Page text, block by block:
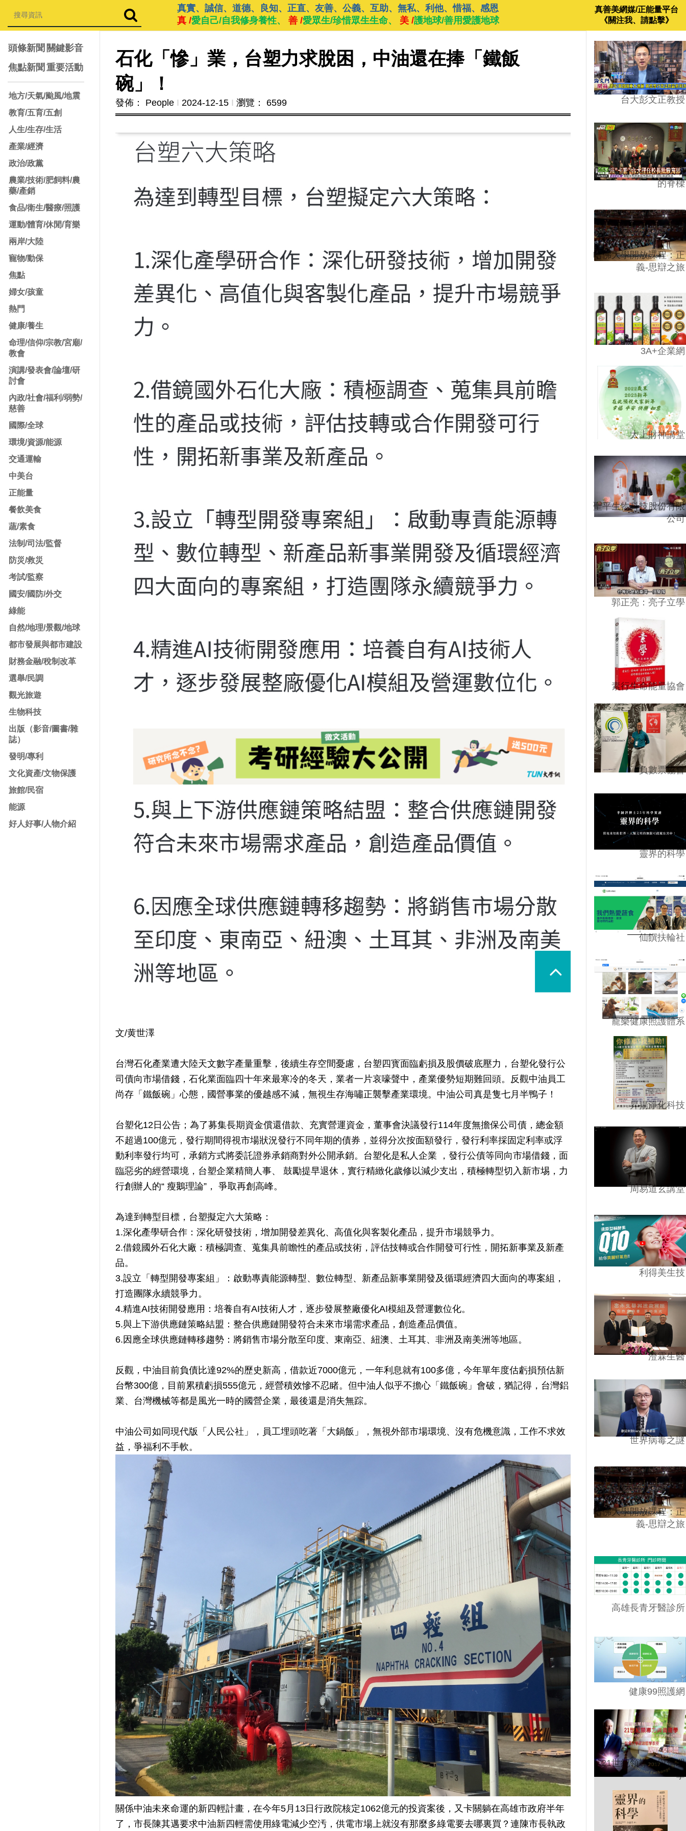
真實、誠信、道德、良知、正直、友善、公義、互助、無私、利他、惜福、感恩
真 /愛自己/自我修身養性、 善 /愛眾生/珍惜眾生生命、 美 /護地球/善用愛護地球
真善美網媒/正能量平台
《關注我、請點擊》
頭條新聞 關鍵影音
焦點新聞 重要活動
地方/天氣/颱風/地震
教育/五育/五創
人生/生存/生活
產業/經濟
政治/政黨
農業/技術/肥飼料/農
藥/產銷
食品/衛生/醫療/照護
運動/體育/休閒/育樂
兩岸/大陸
寵物/動保
焦點
婦女/孩童
熱門
健康/養生
命理/信仰/宗教/宮廟/
教會
演講/發表會/論壇/研
討會
內政/社會/福利/弱勢/
慈善
國際/全球
環境/資源/能源
交通運輸
中美台
正能量
餐飲美食
蔬/素食
法制/司法/監督
防災/救災
考試/監察
國安/國防/外交
綠能
自然/地理/景觀/地球
都市發展與都市建設
財務金融/稅制改革
選舉/民調
觀光旅遊
生物科技
出版（影音/圖書/雜
誌）
發明/專利
文化資產/文物保護
旅館/民宿
能源
好人好事/人物介紹
石化「慘」業，台塑力求脫困，中油還在捧「鐵飯
碗」！
發佈： People Ι 2024-12-15 Ι 瀏覽： 6599
文/黄世澤
台灣石化產業遭大陸天文數字產量重擊，後續生存空間憂慮，台塑四寳面臨虧損及股價破底壓力，台塑化發行公
司債向市場借錢，石化業面臨四十年來最寒冷的冬天，業者一片哀嚎聲中，產業優勢短期難回頭。反觀中油員工
尚存「鐵飯碗」心態，國營事業的優越感不減，無視生存海嘯正襲擊產業環境。中油公司真是隻七月半鴨子！
台塑化12日公告；為了募集長期資金償還借款、充實營運資金，董事會決議發行114年度無擔保公司債，總金額
不超過100億元，發行期間得視市場狀況發行不同年期的債券，並得分次按面額發行，發行利率採固定利率或浮
動利率發行均可，承銷方式將委託證券承銷商對外公開承銷。台塑化是私人企業 ，發行公債等同向市場借錢，面
臨惡劣的經營環境，台塑企業精簡人事、 鼓勵提早退休，實行精緻化歲修以減少支出，積極轉型切入新市埸，力
行創辦人的“ 瘦鵝理論”， 爭取再創高峰。
為達到轉型目標，台塑擬定六大策略：
1.深化產學研合作：深化研發技術，增加開發差異化、高值化與客製化產品，提升市場競爭力。
2.借鏡國外石化大廠：積極調查、蒐集具前瞻性的產品或技術，評估技轉或合作開發可行性，開拓新事業及新產
品。
3.設立「轉型開發專案組」：啟動專責能源轉型、數位轉型、新產品新事業開發及循環經濟四大面向的專案組，
打造團隊永續競爭力。
4.精進AI技術開發應用：培養自有AI技術人才，逐步發展整廠優化AI模組及營運數位化。
5.與上下游供應鏈策略結盟：整合供應鏈開發符合未來市場需求產品，創造產品價值。
6.因應全球供應鏈轉移趨勢：將銷售市場分散至印度、東南亞、紐澳、土耳其、非洲及南美洲等地區。
反觀，中油目前負債比達92%的歷史新高，借款近7000億元，一年利息就有100多億，今年單年度估虧損預估新
台幣300億，目前累積虧損555億元，經營積效慘不忍睹。但中油人似乎不擔心「鐵飯碗」會破，猶記得，台灣鋁
業、台灣機械等都是風光一時的國營企業，最後還是消失無踪。
中油公司如同現代版「人民公社」，員工埋頭吃著「大鍋飯」，無視外部市場環境、沒有危機意識，工作不求效
益，爭福利不手軟。
關係中油未來命運的新四輕計畫，在今年5月13日行政院核定1062億元的投資案後，又卡關躺在高雄市政府半年
了，市長陳其邁要求中油新四輕需使用綠電減少空汚，供電市場上就沒有那麼多綠電要去哪裏買？連陳市長執政
台大彭文正教授
台學版的54/64》大學
的脊樑
哈佛大學開放課程：正
義-思辯之旅
3A+企業網
太上財神講堂
聖平生物科技股份有限
公司
郭正亮：亮子立學
素行生命能量協會
負數票協會
靈界的科學
仙饌扶輪社
寵樂健康照護體系
昇揚淨化科技
周易道玄講堂
利得美生技
澄霖生醫
世界病毒之謎
哈佛大學開放課程：正
義-思辯之旅
高雄長青牙醫診所
健康99照護網
21世紀領導力與倫理
學